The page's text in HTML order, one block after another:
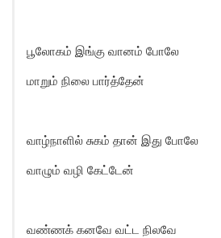
பூலோகம் இங்கு வானம் போலே
மாறும் நிலை பார்த்தேன்
வாழ்நாளில் சுகம் தான் இது போலே
வாழும் வழி கேட்டேன்
வண்ணக் கனவே வட்ட நிலவே